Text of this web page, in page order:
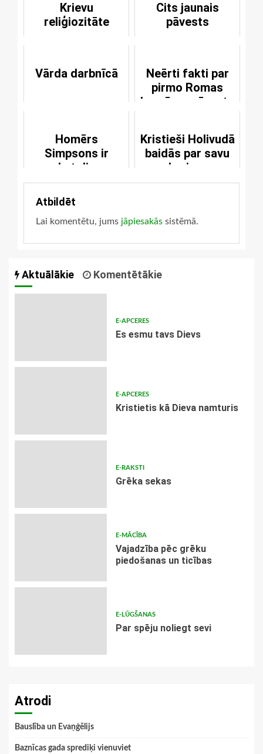
Krievu
reliģiozitāte
Cits jaunais
pāvests
Vārda darbnīcā
Neērti fakti par
pirmo Romas
baznīcas pāvestu
Homērs
Simpsons ir
katolis
Kristieši Holivudā
baidās par savu
karjeru
Atbildēt
Lai komentētu, jums jāpiesakās sistēmā.
Aktuālākie Komentētākie
E-APCERES
Es esmu tavs Dievs
E-APCERES
Kristietis kā Dieva namturis
E-RAKSTI
Grēka sekas
E-MĀCĪBA
Vajadzība pēc grēku
piedošanas un ticības
E-LŪGŠANAS
Par spēju noliegt sevi
Atrodi
Bauslība un Evaņģēlijs
Baznīcas gada sprediķi vienuviet